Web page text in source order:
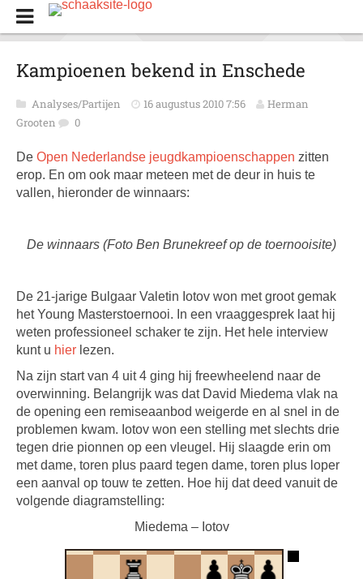
Kampioenen bekend in Enschede
Analyses/Partijen 16 augustus 2010 7:56
Herman
Grooten
0
De Open Nederlandse jeugdkampioenschappen zitten
erop. En om ook maar meteen met de deur in huis te
vallen, hieronder de winnaars:
De winnaars (Foto Ben Brunekreef op de toernooisite)
De 21-jarige Bulgaar Valetin Iotov won met groot gemak
het Young Masterstoernooi. In een vraaggesprek laat hij
weten professioneel schaker te zijn. Het hele interview
kunt u hier lezen.
Na zijn start van 4 uit 4 ging hij freewheelend naar de
overwinning. Belangrijk was dat David Miedema vlak na
de opening een remiseaanbod weigerde en al snel in de
problemen kwam. Iotov won een stelling met slechts drie
tegen drie pionnen op een vleugel. Hij slaagde erin om
met dame, toren plus paard tegen dame, toren plus loper
een aanval op touw te zetten. Hoe hij dat deed vanuit de
volgende diagramstelling:
Miedema – Iotov